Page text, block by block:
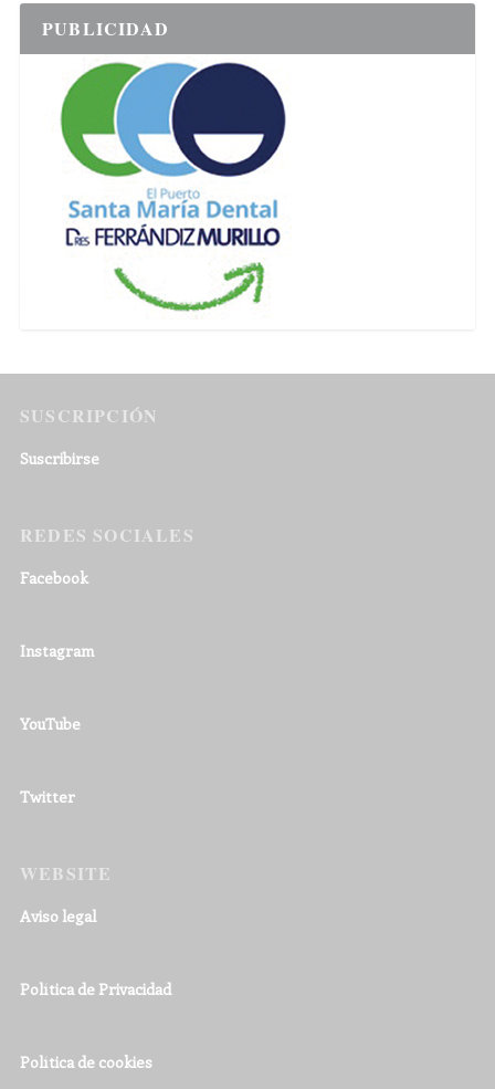
PUBLICIDAD
SUSCRIPCIÓN
Suscribirse
REDES SOCIALES
Facebook
Instagram
YouTube
Twitter
WEBSITE
Aviso legal
Política de Privacidad
Política de cookies